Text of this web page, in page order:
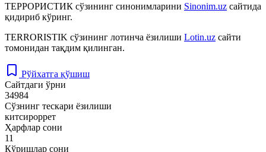
ТЕРРОРИСТИК сўзининг синонимларини Sinonim.uz сайтида
қидириб кўринг.
TERRORISTIK сўзининг лотинча ёзилиши Lotin.uz сайти
томонидан тақдим қилинган.
Рўйхатга қўшиш
Сайтдаги ўрни
34984
Сўзнинг тескари ёзилиши
китсироррет
Ҳарфлар сони
11
Кўришлар сони